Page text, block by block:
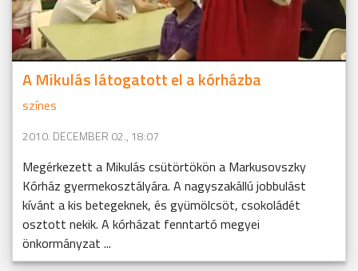
A Mikulás látogatott el a kórházba
színes
2010. DECEMBER 02., 18:07
Megérkezett a Mikulás csütörtökön a Markusovszky
Kórház gyermekosztályára. A nagyszakállú jobbulást
kívánt a kis betegeknek, és gyümölcsöt, csokoládét
osztott nekik. A kórházat fenntartó megyei
önkormányzat ...